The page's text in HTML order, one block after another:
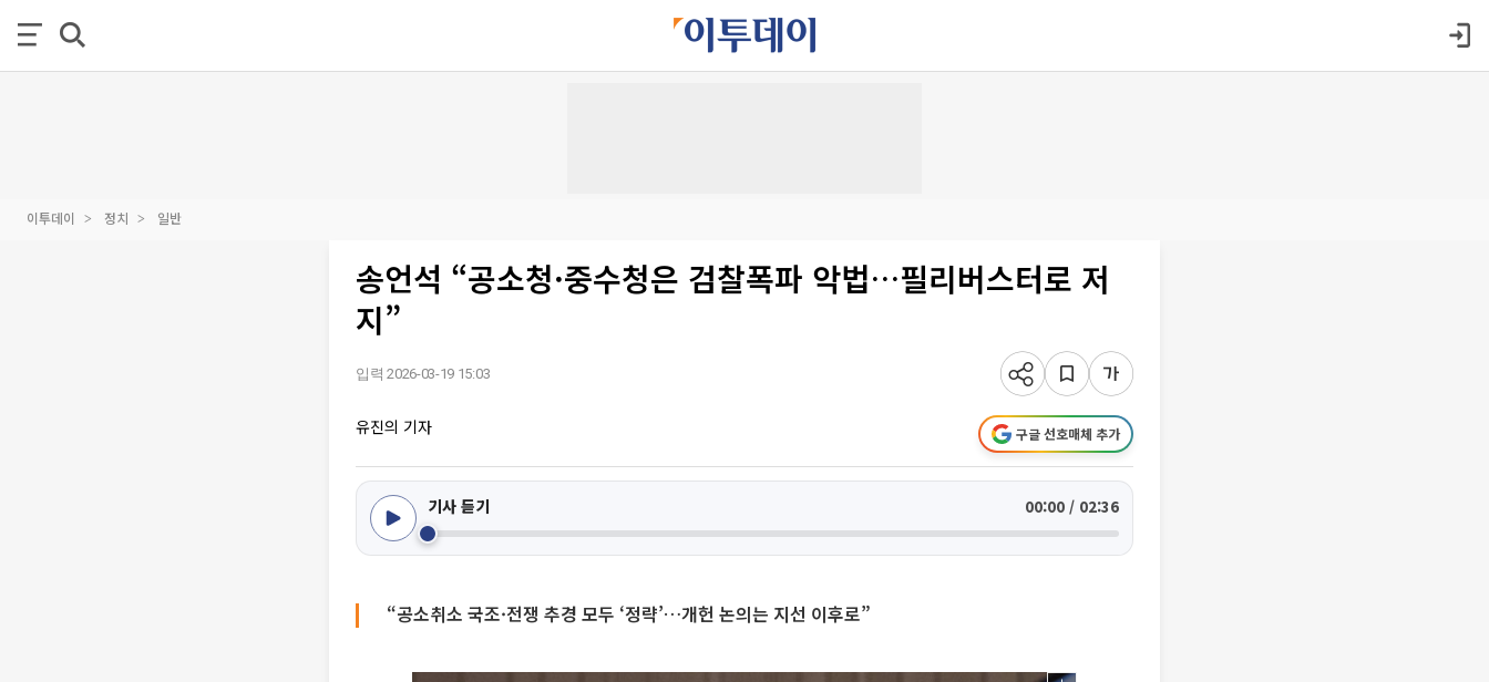
이투데이 정치 일반
송언석 “공소청·중수청은 검찰폭파 악법…필리버스터로 저
지”
입력 2026-03-19 15:03
유진의 기자 구글 선호매체 추가
기사 듣기 00:00 / 02:36
“공소취소 국조·전쟁 추경 모두 ‘정략’…개헌 논의는 지선 이후로”